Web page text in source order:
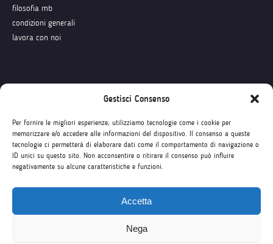
Gestisci Consenso
Per fornire le migliori esperienze, utilizziamo tecnologie come i cookie per
memorizzare e/o accedere alle informazioni del dispositivo. Il consenso a queste
tecnologie ci permetterà di elaborare dati come il comportamento di navigazione o
ID unici su questo sito. Non acconsentire o ritirare il consenso può influire
negativamente su alcune caratteristiche e funzioni.
Accetta
Nega
filosofia mb
condizioni generali
lavora con noi